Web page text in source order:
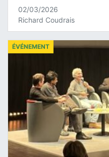
02/03/2026
Richard Coudrais
ÉVÉNEMENT